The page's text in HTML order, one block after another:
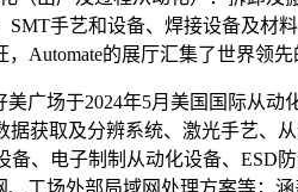
手艺和设备、焊接设备及材
的展厅汇集了世界领
于2024年5月美国国际从动
获取及分辨系统、激光手艺、
、电子制制从动化设备、ESD